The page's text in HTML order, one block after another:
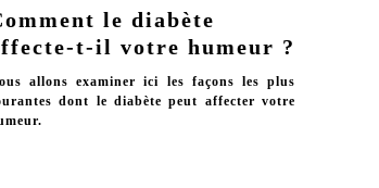
le diabète
t-il votre humeur ?
allons examiner ici les façons les plus
dont le diabète peut affecter votre